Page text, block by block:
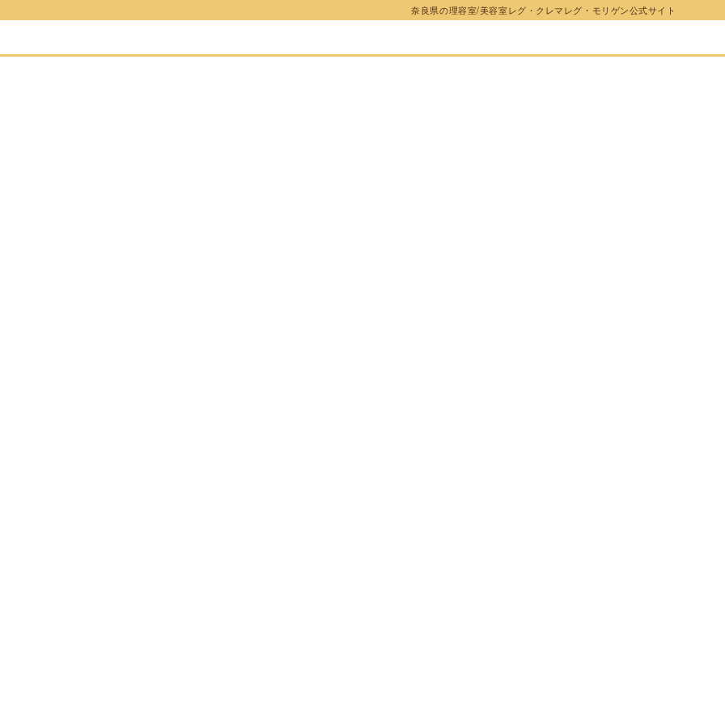
奈良県の理容室/美容室レグ・クレマレグ・モリゲン公式サイト